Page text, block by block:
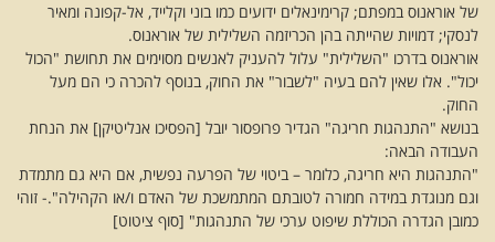
של אוראנוס במפתם; קרימינאלים ידועים כמו בוני וקלייד, אל-קפונה ומאיר
לנסקי; דמויות שהייתה בהן הכריזמה השלילית של אוראנוס.
אוראנוס בדרכו "השלילית" עלול להעניק לאנשים מסוימים את תחושת "הכול
יכול". אלו שאין להם בעיה "לשבור" את החוק, בנוסף להכרה כי הם מעל
החוק.
בנושא "התנהגות חריגה" הגדיר פרופסור יובל [הפסיכו אנליטיקן] את הנחת
העבודה הבאה:
"התנהגות היא חריגה, כלומר – ביטוי של הפרעה נפשית, אם היא גם מתמדת
וגם מנוגדת במידה חמורה לטובתם המתמשכת של האדם ו/או הקהילה".- זוהי
כמובן הגדרה הכוללת שיפוט ערכי של התנהגות" [סוף ציטוט]